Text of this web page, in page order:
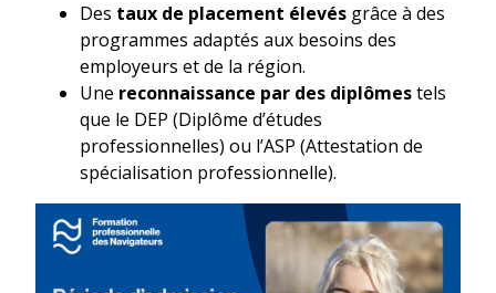
Des taux de placement élevés grâce à des
programmes adaptés aux besoins des
employeurs et de la région.
Une reconnaissance par des diplômestels
que le DEP (Diplôme d’études
professionnelles) ou l’ASP (Attestation de
spécialisation professionnelle).